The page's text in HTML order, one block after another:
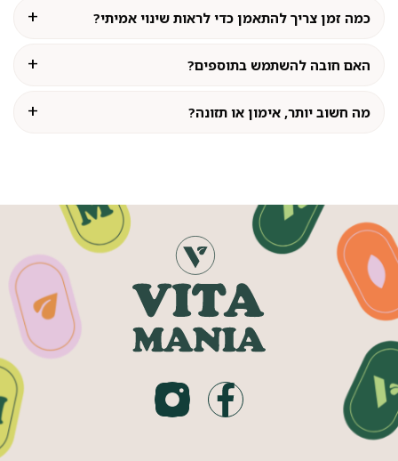
כמה זמן צריך להתאמן כדי לראות שינוי אמיתי?
האם חובה להשתמש בתוספים?
מה חשוב יותר, אימון או תזונה?